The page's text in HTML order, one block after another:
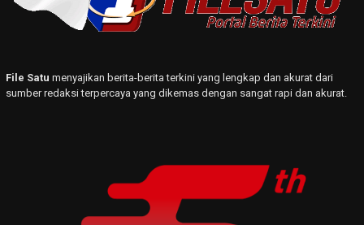
File Satu menyajikan berita-berita terkini yang lengkap dan akurat dari
sumber redaksi terpercaya yang dikemas dengan sangat rapi dan akurat.